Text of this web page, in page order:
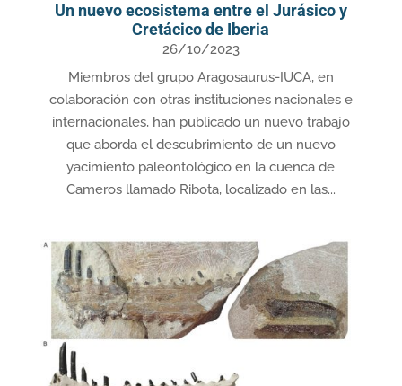
Un nuevo ecosistema entre el Jurásico y
Cretácico de Iberia
26/10/2023
Miembros del grupo Aragosaurus-IUCA, en
colaboración con otras instituciones nacionales e
internacionales, han publicado un nuevo trabajo
que aborda el descubrimiento de un nuevo
yacimiento paleontológico en la cuenca de
Cameros llamado Ribota, localizado en las...